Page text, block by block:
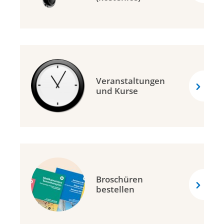
Anmeldung:
Veranstaltungen
und Kurse
Broschüren
bestellen